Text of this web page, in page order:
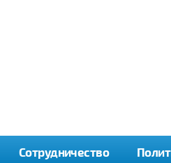
Сотрудничество